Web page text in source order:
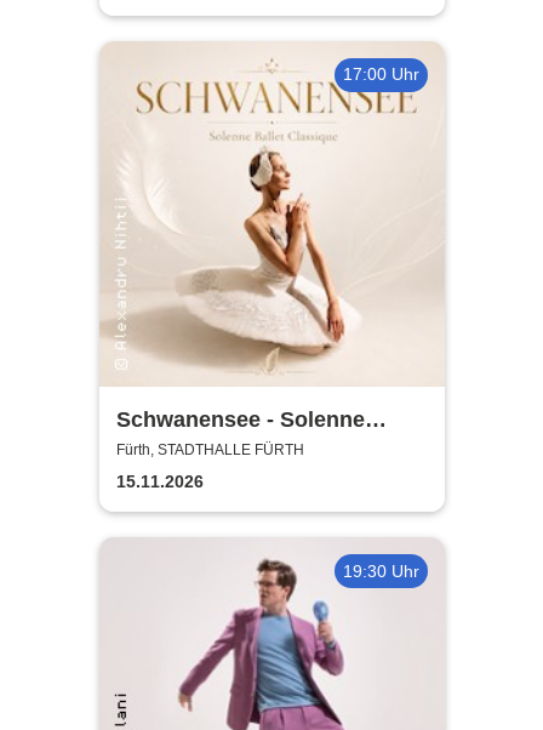
Classic
17:00 Uhr
Schwanensee - Solenne
Ballet Classique
Fürth, STADTHALLE FÜRTH
15.11.2026
19:30 Uhr